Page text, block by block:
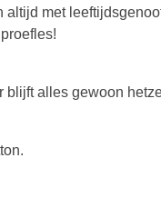
met
blijft alles gewoon